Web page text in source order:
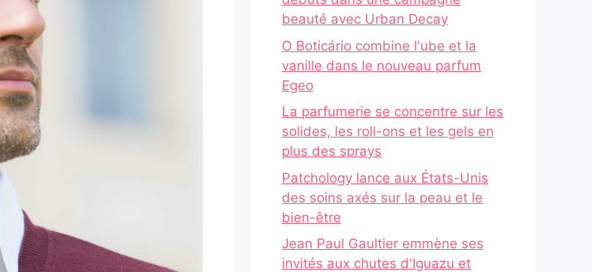
beauté avec Urban Decay
O Boticário combine l'ube et la
vanille dans le nouveau parfum
Egeo
La parfumerie se concentre sur les
solides, les roll-ons et les gels en
plus des sprays
Patchology lance aux États-Unis
des soins axés sur la peau et le
bien-être
Jean Paul Gaultier emmène ses
invités aux chutes d'Iguazu et